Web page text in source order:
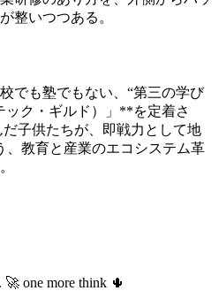
整いつつある。
でも塾でもない、“第三の学び
ック・ギルド）」**を定着さ
子供たちが、即戦力として地
教育と産業のエコシステム革
🚀 one more think 🌵